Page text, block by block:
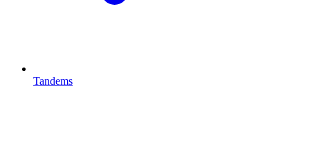
Tandems